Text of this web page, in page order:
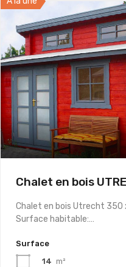
Chalet en bois
Chalet en bois Utrecht 350
Surface habitable:…
Surface
14 m²